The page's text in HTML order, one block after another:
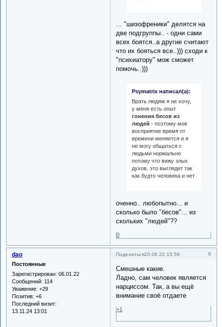
... "шизофреники" делятся на
две подгруппы.. - одни сами
всех боятся..а другие считают
что их бояться все..))) сходи к
"психиатору" мож сможет
помочь..)))
Psymatrix написал(а):
Врать людям я не хочу,
у меня есть опыт
гонения бесов из
людей - поэтому моё
восприятие время от
времени меняется и я
не могу общаться с
людьми нормально
потому что вижу злых
духов, это выглядит так
как будто человека и нет
оченно.. любопытно... и
сколько было "бесов"... из
скольких "людей"??
0
Поделиться 9
20.06.22 15:59
dao
Постоянные
Зарегистрирован: 06.01.22
Сообщений: 114
Уважение: +29
Позитив: +6
Последний визит:
13.11.24 13:01
Смешные какие.
Ладно, сам человек является
нарциссом. Так, а вы ещё
внимание своё отдаете
+1